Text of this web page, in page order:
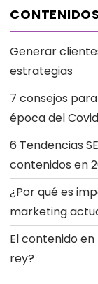
Generar
estrategias
7 consejos
época del
6 Tendencias
contenidos en
¿Por qué es
marketing
El contenido
rey?